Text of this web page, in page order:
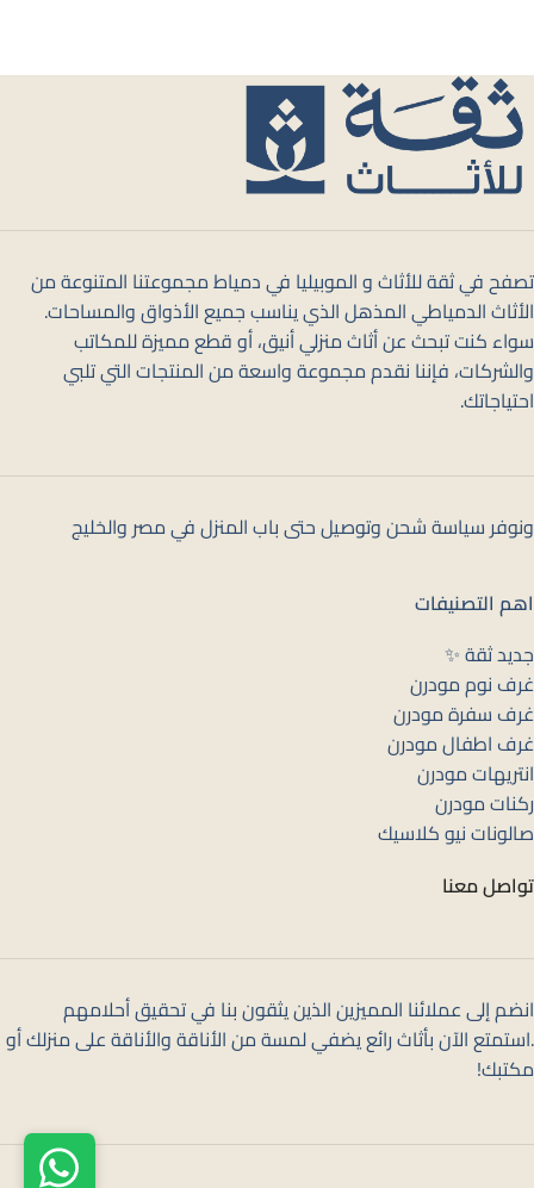
تصفح في ثقة للأثاث و الموبيليا في دمياط مجموعتنا المتنوعة من
الأثاث الدمياطي المذهل الذي يناسب جميع الأذواق والمساحات.
سواء كنت تبحث عن أثاث منزلي أنيق، أو قطع مميزة للمكاتب
والشركات، فإننا نقدم مجموعة واسعة من المنتجات التي تلبي
احتياجاتك.
ونوفر سياسة شحن وتوصيل حتى باب المنزل في مصر والخليج
اهم التصنيفات
جديد ثقة ✨
غرف نوم مودرن
غرف سفرة مودرن
غرف اطفال مودرن
انتريهات مودرن
ركنات مودرن
صالونات نيو كلاسيك
تواصل معنا
انضم إلى عملائنا المميزين الذين يثقون بنا في تحقيق أحلامهم
.استمتع الآن بأثاث رائع يضفي لمسة من الأناقة والأناقة على منزلك أو
مكتبك!